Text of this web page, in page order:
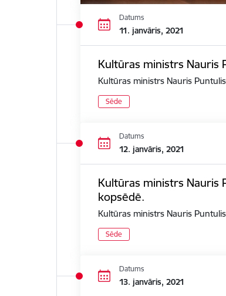
Datums
11. janvāris, 2021
Kultūras ministrs Nauris
Kultūras ministrs Nauris
Sēde
Datums
12. janvāris, 2021
Kultūras ministrs Nauris
kopsēdē.
Kultūras ministrs Nauris
Sēde
Datums
13. janvāris, 2021